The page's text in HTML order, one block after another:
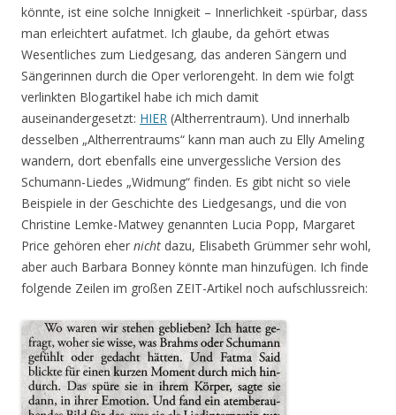
könnte, ist eine solche Innigkeit – Innerlichkeit -spürbar, dass
man erleichtert aufatmet. Ich glaube, da gehört etwas
Wesentliches zum Liedgesang, das anderen Sängern und
Sängerinnen durch die Oper verlorengeht. In dem wie folgt
verlinkten Blogartikel habe ich mich damit
auseinandergesetzt: HIER (Altherrentraum). Und innerhalb
desselben „Altherrentraums“ kann man auch zu Elly Ameling
wandern, dort ebenfalls eine unvergessliche Version des
Schumann-Liedes „Widmung“ finden. Es gibt nicht so viele
Beispiele in der Geschichte des Liedgesangs, und die von
Christine Lemke-Matwey genannten Lucia Popp, Margaret
Price gehören eher nicht dazu, Elisabeth Grümmer sehr wohl,
aber auch Barbara Bonney könnte man hinzufügen. Ich finde
folgende Zeilen im großen ZEIT-Artikel noch aufschlussreich: